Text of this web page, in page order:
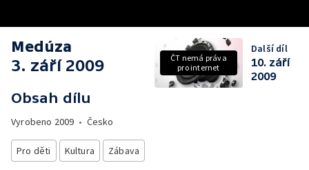
Medúza
3. září 2009
Obsah dílu
Vyrobeno 2009 • Česko
Pro děti Kultura Zábava
ČT nemá práva
pro internet
Další díl
10. září
2009